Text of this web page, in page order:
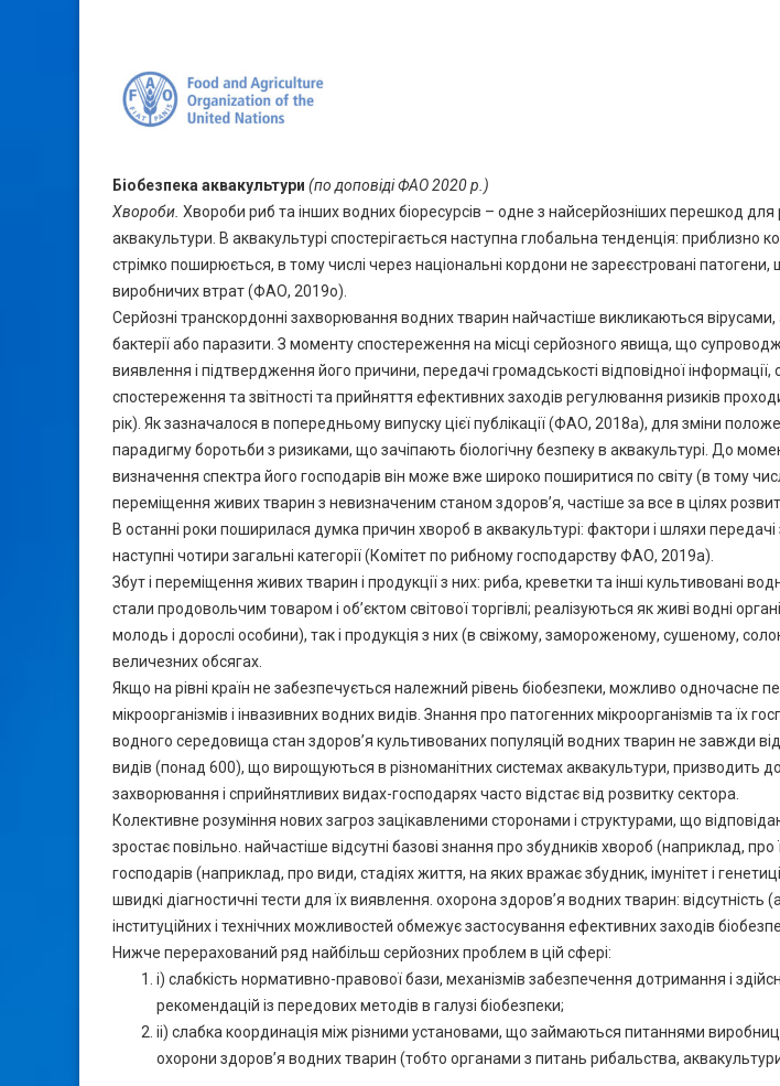
Біобезпека аквакультури (по доповіді ФАО 2020 р.)
Хвороби. Хвороби риб та інших водних біоресурсів – одне з найсерйозніших перешкод для
аквакультури. В аквакультурі спостерігається наступна глобальна тенденція: приблизно
стрімко поширюється, в тому числі через національні кордони не зареєстровані
виробничих втрат (ФАО, 2019o).
Серйозні транскордонні захворювання водних тварин найчастіше викликаються вірусами,
бактерії або паразити. З моменту спостереження на місці серйозного явища, що
виявлення і підтвердження його причини, передачі громадськості відповідної
спостереження та звітності та прийняття ефективних заходів регулювання ризиків
рік). Як зазначалося в попередньому випуску цієї публікації (ФАО, 2018a), для зміни
парадигму боротьби з ризиками, що зачіпають біологічну безпеку в аквакультурі. До
визначення спектра його господарів він може вже широко поширитися по світу (в тому
переміщення живих тварин з невизначеним станом здоров’я, частіше за все в цілях
В останні роки поширилася думка причин хвороб в аквакультурі: фактори і шляхи
наступні чотири загальні категорії (Комітет по рибному господарству ФАО, 2019a).
Збут і переміщення живих тварин і продукції з них: риба, креветки та інші культивовані
стали продовольчим товаром і об’єктом світової торгівлі; реалізуються як живі водні
молодь і дорослі особини), так і продукція з них (в свіжому, замороженому, сушеному,
величезних обсягах.
Якщо на рівні країн не забезпечується належний рівень біобезпеки, можливо одночасне
мікроорганізмів і інвазивних водних видів. Знання про патогенних мікроорганізмів та їх
водного середовища стан здоров’я культивованих популяцій водних тварин не завжди
видів (понад 600), що вирощуються в різноманітних системах аквакультури, призводить
захворювання і сприйнятливих видах-господарях часто відстає від розвитку сектора.
Колективне розуміння нових загроз зацікавленими сторонами і структурами, що
зростає повільно. найчастіше відсутні базові знання про збудників хвороб (наприклад, про
господарів (наприклад, про види, стадіях життя, на яких вражає збудник, імунітет і
швидкі діагностичні тести для їх виявлення. охорона здоров’я водних тварин: відсутність
інституційних і технічних можливостей обмежує застосування ефективних заходів
Нижче перерахований ряд найбільш серйозних проблем в цій сфері:
i) слабкість нормативно-правової бази, механізмів забезпечення дотримання і
рекомендацій із передових методів в галузі біобезпеки;
ii) слабка координація між різними установами, що займаються питаннями
охорони здоров’я водних тварин (тобто органами з питань рибальства, аквакультури